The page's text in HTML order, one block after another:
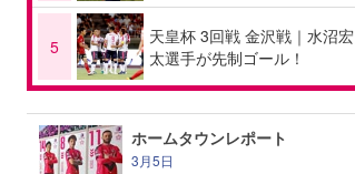
5
天皇杯 3回戦 金沢戦｜水沼宏
太選手が先制ゴール！
ホームタウンレポート
3月5日